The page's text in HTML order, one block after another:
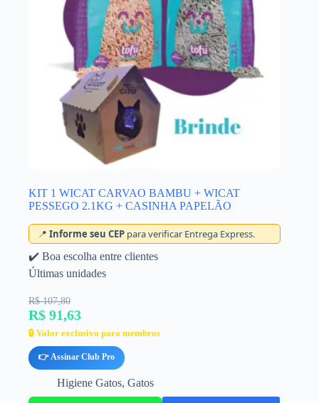
KIT 1 WICAT CARVAO BAMBU + WICAT
PESSEGO 2.1KG + CASINHA PAPELÃO
📍 Informe seu CEP para verificar Entrega Express.
✔️ Boa escolha entre clientes
Últimas unidades
R$ 107,80
R$ 91,63
🔒 Valor exclusivo para membros
👉 Assinar Club Pro
Higiene Gatos, Gatos